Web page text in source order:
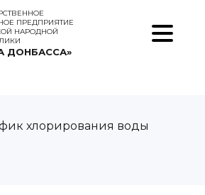
ПРЕДПРИЯТИЕ
НАРОДНОЙ
ДОНБАССА»
хлорирования воды